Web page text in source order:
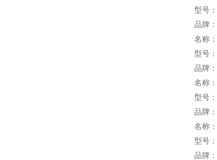
型号
品牌
名称
型号
品牌
名称
型号
品牌
名称
型号
品牌